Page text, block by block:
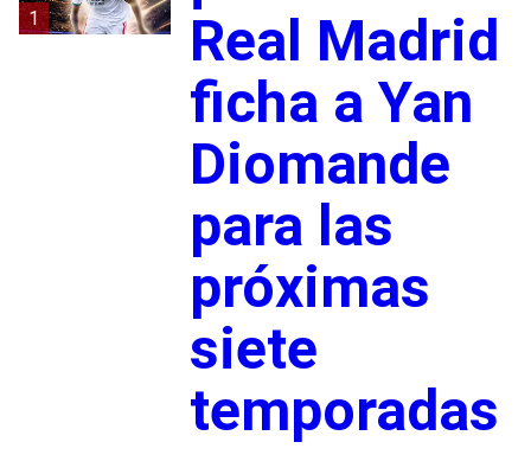
1
Real Madrid
ficha a Yan
Diomande
para las
próximas
siete
temporadas